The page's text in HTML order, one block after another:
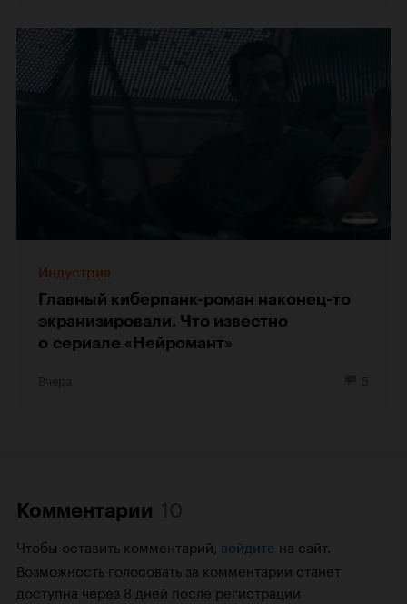
Индустрия
Главный киберпанк-роман наконец-то
экранизировали. Что известно
о сериале «Нейромант»
Комментарии
Чтобы оставить комментарий, войдите на сайт.
Возможность голосовать за комментарии станет
доступна через 8 дней после регистрации